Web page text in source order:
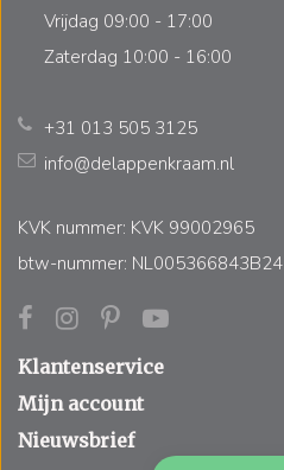
Vrijdag 09:00 - 17:00
Zaterdag 10:00 - 16:00
+31 013 505 3125
info@delappenkraam.nl
KVK nummer: KVK 99002965
btw-nummer: NL005366843B24
Klantenservice
Mijn account
Nieuwsbrief